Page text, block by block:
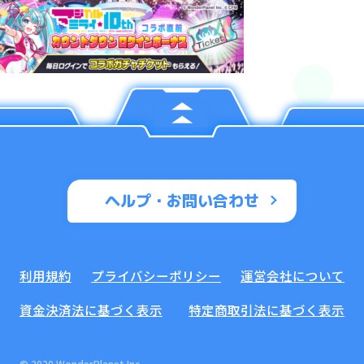
ヘルプ・お問い合わせ
利用規約 プライバシーポリシー
運営会社について
資金決済法に基づく表示
特定商取引法に基づく表示